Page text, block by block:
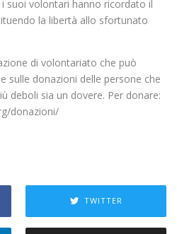
suoi volontari hanno ricordato il
la libertà allo sfortunato
di volontariato che può
sulle donazioni delle persone che
deboli sia un dovere. Per donare:
donazioni/
TWITTER